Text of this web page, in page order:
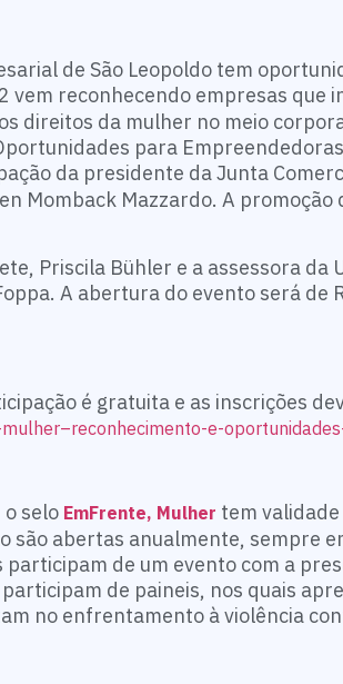
de São Leopoldo tem
vem reconhecendo empresas que
direitos da mulher no meio
para
da presidente da Junta
Momback Mazzardo. A promoção
Priscila Bühler e a assessora da
A abertura do evento será de
é gratuita e as inscrições
e-
selo EmFrente, Mulher tem
são abertas anualmente, sempre
de um evento com a
de paineis, nos quais
no enfrentamento à violência